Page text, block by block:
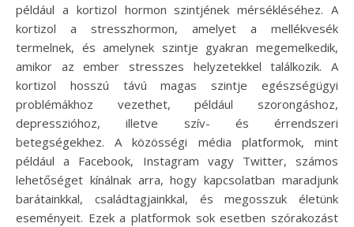
például a kortizol hormon szintjének mérsékléséhez. A
kortizol a stresszhormon, amelyet a mellékvesék
termelnek, és amelynek szintje gyakran megemelkedik,
amikor az ember stresszes helyzetekkel találkozik. A
kortizol hosszú távú magas szintje egészségügyi
problémákhoz vezethet, például szorongáshoz,
depresszióhoz, illetve szív- és érrendszeri
betegségekhez. A közösségi média platformok, mint
például a Facebook, Instagram vagy Twitter, számos
lehetőséget kínálnak arra, hogy kapcsolatban maradjunk
barátainkkal, családtagjainkkal, és megosszuk életünk
eseményeit. Ezek a platformok sok esetben szórakozást